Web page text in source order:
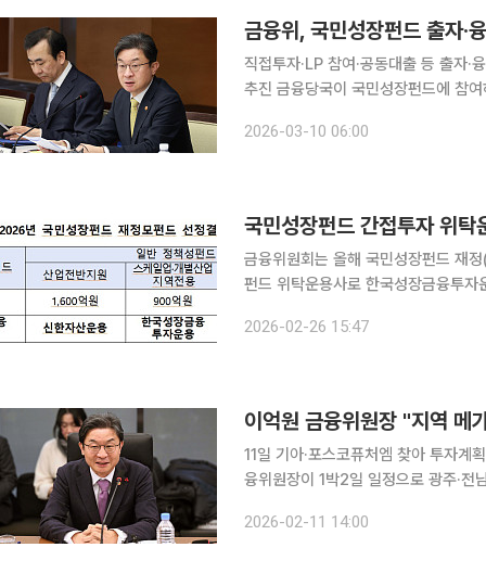
금융위, 국민성장펀드 출자·
직접투자·LP 참여·공동대출 등 출자
추진 금융당국이 국민성장펀드에 참여하는 금융기관에 면책을 부여하기로 했다. 첨단전략산업 투자
는 6일 김범기 상임위원 주재로 면책
2026-03-10 06:00
국민성장펀드 간접투자 위탁
금융위원회는 올해 국민성장펀드 재
펀드 위탁운용사로 한국성장금융투
2026-02-26 15:47
이억원 금융위원장 "지역 메
11일 기아·포스코퓨처엠 찾아 투자계획
융위원장이 1박2일 일정으로 광주·전
2026-02-11 14:00